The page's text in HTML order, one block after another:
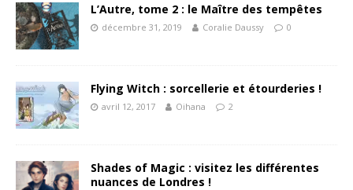
L’Autre, tome 2 : le Maître des tempêtes
décembre 31, 2019 Coralie Daussy 0
Flying Witch : sorcellerie et étourderies !
avril 12, 2017 Oihana 2
Shades of Magic : visitez les différentes
nuances de Londres !